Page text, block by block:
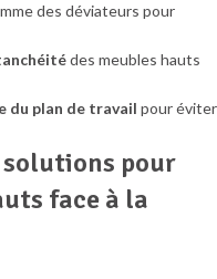
des déviateurs pour
des meubles hauts
du plan de travail pour éviter
pour
face à la